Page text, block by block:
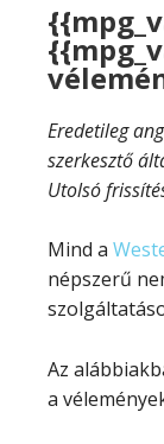
Eredetileg
szerkesztő
Utolsó
Mind a
népszerű
Az
a